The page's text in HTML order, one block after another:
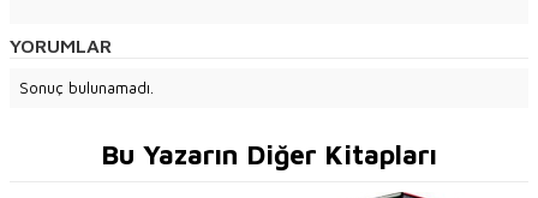
YORUMLAR
Sonuç bulunamadı.
Bu Yazarın Diğer Kitapları